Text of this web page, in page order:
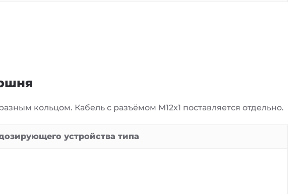
кольцом. Кабель с разъёмом M12x1 поставляется отдельно.
устройства типа